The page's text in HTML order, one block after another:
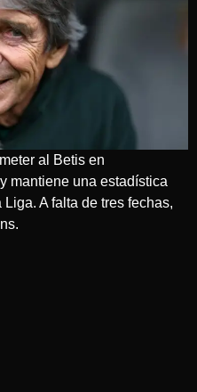
al Betis en
mantiene una estadística
A falta de tres fechas,